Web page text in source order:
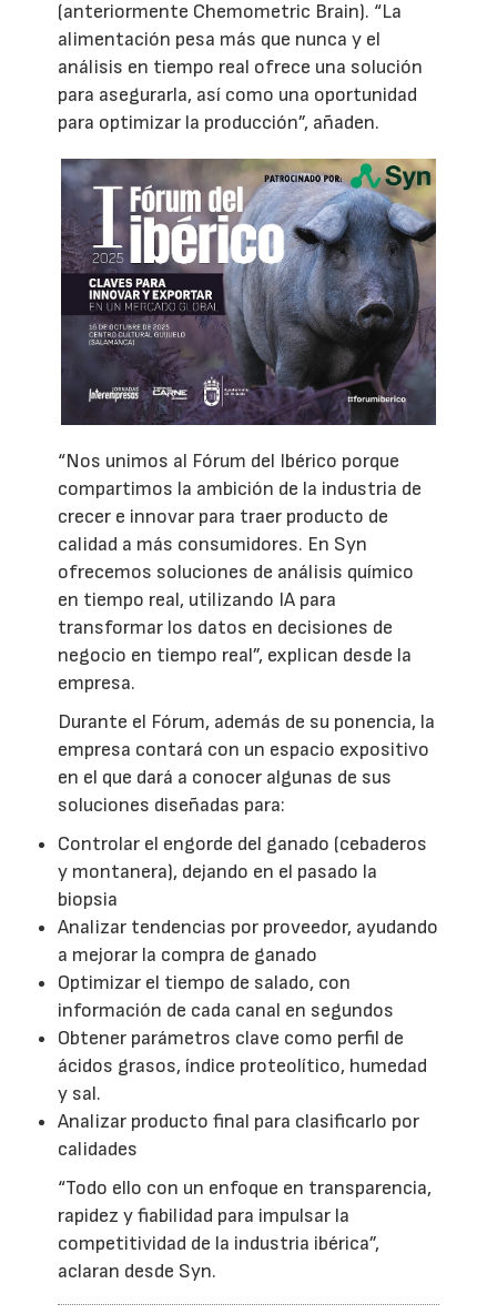
(anteriormente Chemometric Brain). “La
alimentación pesa más que nunca y el
análisis en tiempo real ofrece una solución
para asegurarla, así como una oportunidad
para optimizar la producción”, añaden.
“Nos unimos al Fórum del Ibérico porque
compartimos la ambición de la industria de
crecer e innovar para traer producto de
calidad a más consumidores. En Syn
ofrecemos soluciones de análisis químico
en tiempo real, utilizando IA para
transformar los datos en decisiones de
negocio en tiempo real”, explican desde la
empresa.
Durante el Fórum, además de su ponencia, la
empresa contará con un espacio expositivo
en el que dará a conocer algunas de sus
soluciones diseñadas para:
Controlar el engorde del ganado (cebaderos
y montanera), dejando en el pasado la
biopsia
Analizar tendencias por proveedor, ayudando
a mejorar la compra de ganado
Optimizar el tiempo de salado, con
información de cada canal en segundos
Obtener parámetros clave como perfil de
ácidos grasos, índice proteolítico, humedad
y sal.
Analizar producto final para clasificarlo por
calidades
“Todo ello con un enfoque en transparencia,
rapidez y fiabilidad para impulsar la
competitividad de la industria ibérica”,
aclaran desde Syn.